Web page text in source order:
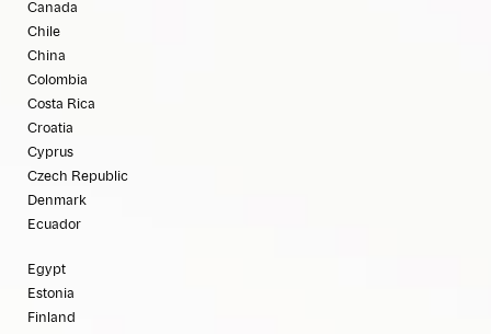
Canada
Chile
China
Colombia
Costa Rica
Croatia
Cyprus
Czech Republic
Denmark
Ecuador
Egypt
Estonia
Finland